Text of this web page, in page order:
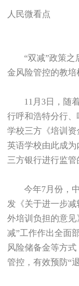
人民微看点
“双减”政策之
金风险管控的教培
11月3日，随着
行呼和浩特分行、
学校三方《培训
英语学校由此成
三方银行进行监管
今年7月份，中
发《关于进一步
外培训负担的意见
减”工作作出全面
风险储备金等方
管控，有效预防“